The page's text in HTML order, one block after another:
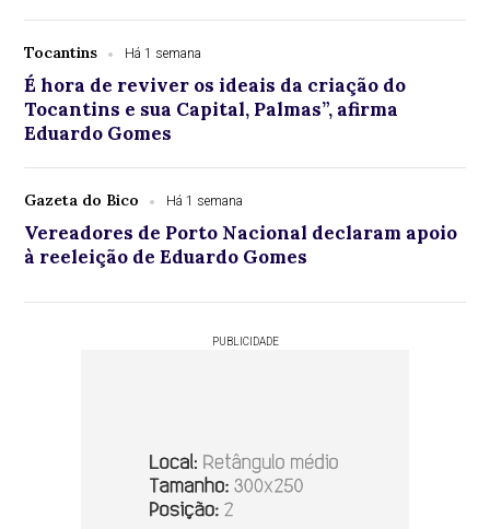
Tocantins Há 1 semana
É hora de reviver os ideais da criação do
Tocantins e sua Capital, Palmas”, afirma
Eduardo Gomes
Gazeta do Bico Há 1 semana
Vereadores de Porto Nacional declaram apoio
à reeleição de Eduardo Gomes
PUBLICIDADE